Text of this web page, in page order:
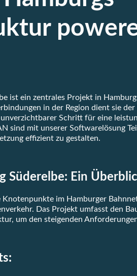
ist ein zentrales Projekt in
in der Region dient sie
Schritt für eine
sind mit unserer Softwarelösung
effizient zu gestalten.
Süderelbe: Ein
im Hamburger
Das Projekt umfasst den
um den steigenden